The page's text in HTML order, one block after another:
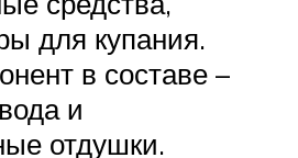
для купания.
в составе –
и
отдушки.